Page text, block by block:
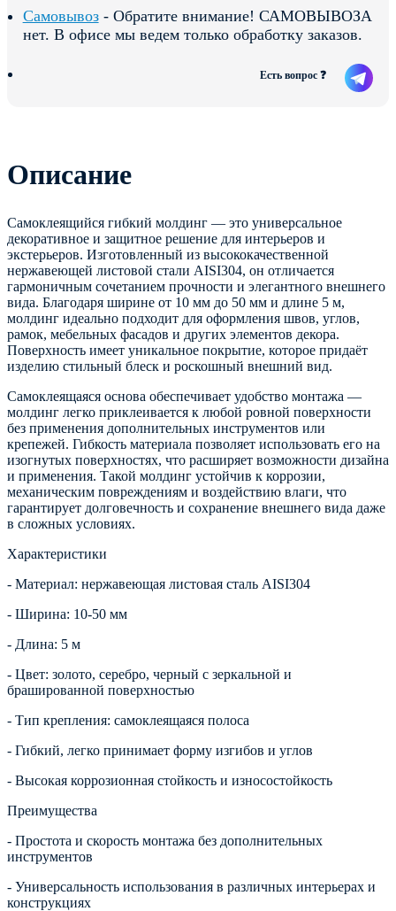
Самовывоз- Обратите внимание! САМОВЫВОЗА
нет. В офисе мы ведем только обработку заказов.
Есть вопрос ❓
Описание
Самоклеящийся гибкий молдинг — это универсальное
декоративное и защитное решение для интерьеров и
экстерьеров. Изготовленный из высококачественной
нержавеющей листовой стали AISI304, он отличается
гармоничным сочетанием прочности и элегантного внешнего
вида. Благодаря ширине от 10 мм до 50 мм и длине 5 м,
молдинг идеально подходит для оформления швов, углов,
рамок, мебельных фасадов и других элементов декора.
Поверхность имеет уникальное покрытие, которое придаёт
изделию стильный блеск и роскошный внешний вид.
Самоклеящаяся основа обеспечивает удобство монтажа —
молдинг легко приклеивается к любой ровной поверхности
без применения дополнительных инструментов или
крепежей. Гибкость материала позволяет использовать его на
изогнутых поверхностях, что расширяет возможности дизайна
и применения. Такой молдинг устойчив к коррозии,
механическим повреждениям и воздействию влаги, что
гарантирует долговечность и сохранение внешнего вида даже
в сложных условиях.
Характеристики
- Материал: нержавеющая листовая сталь AISI304
- Ширина: 10-50 мм
- Длина: 5 м
- Цвет: золото, серебро, черный с зеркальной и
брашированной поверхностью
- Тип крепления: самоклеящаяся полоса
- Гибкий, легко принимает форму изгибов и углов
- Высокая коррозионная стойкость и износостойкость
Преимущества
- Простота и скорость монтажа без дополнительных
инструментов
- Универсальность использования в различных интерьерах и
конструкциях